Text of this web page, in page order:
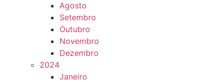
Agosto
Setembro
Outubro
Novembro
Dezembro
2024
Janeiro